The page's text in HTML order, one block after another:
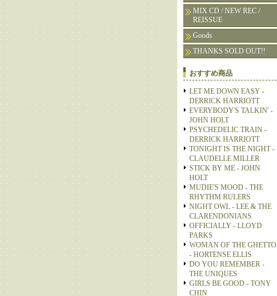
MIX CD / NEW REC /
REISSUE
Goods
THANKS SOLD OUT!!
おすすめ商品
LET ME DOWN EASY -
DERRICK HARRIOTT
EVERYBODY'S TALKIN' -
JOHN HOLT
PSYCHEDELIC TRAIN -
DERRICK HARRIOTT
TONIGHT IS THE NIGHT -
CLAUDELLE MILLER
STICK BY ME - JOHN
HOLT
MUDIE'S MOOD - THE
RHYTHM RULERS
NIGHT OWL - LEE & THE
CLARENDONIANS
OFFICIALLY - LLOYD
PARKS
WOMAN OF THE GHETTO
- HORTENSE ELLIS
DO YOU REMEMBER -
THE UNIQUES
GIRLS BE GOOD - TONY
CHIN